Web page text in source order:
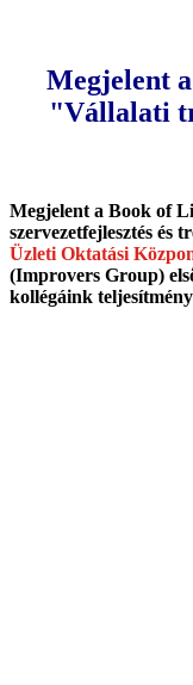
Megjelent
"Vállalati
Megjelent a Book of
szervezetfejlesztés és
Üzleti Oktatási
(Improvers Group)
kollégáink